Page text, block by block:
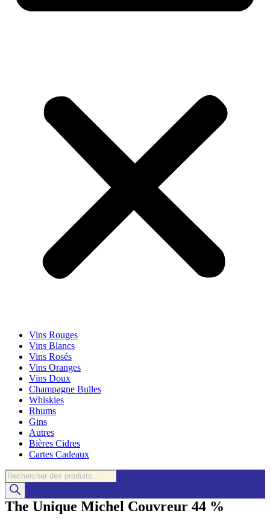
Vins Rouges
Vins Blancs
Vins Rosés
Vins Oranges
Vins Doux
Champagne Bulles
Whiskies
Rhums
Gins
Autres
Bières Cidres
Cartes Cadeaux
Recherche
de
produits
The Unique Michel Couvreur 44 %